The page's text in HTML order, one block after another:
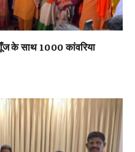
के साथ 1000 कांवरिया